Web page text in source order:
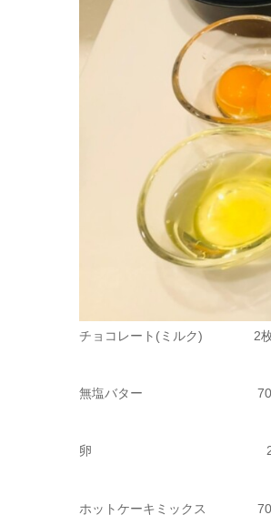
チョコレート(ミルク) 2枚
無塩バター
卵 2
ホットケーキミックス